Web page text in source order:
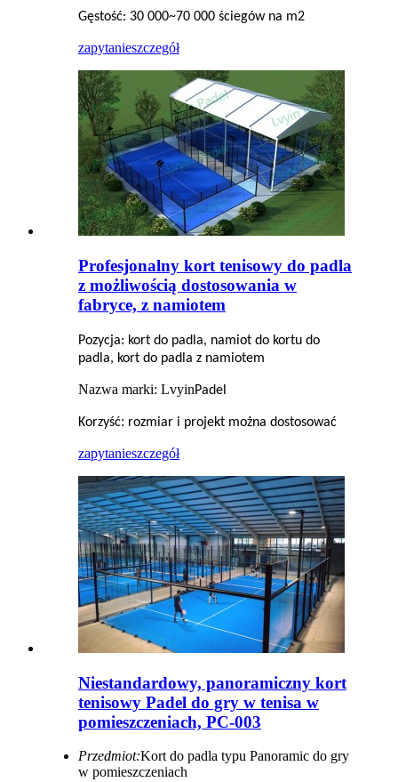
Gęstość: 30 000~70 000 ściegów na m2
zapytanieszczegół
Profesjonalny kort tenisowy do padla
z możliwością dostosowania w
fabryce, z namiotem
Pozycja: kort do padla, namiot do kortu do
padla, kort do padla z namiotem
Nazwa marki: LvyinPadel
Korzyść: rozmiar i projekt można dostosować
zapytanieszczegół
Niestandardowy, panoramiczny kort
tenisowy Padel do gry w tenisa w
pomieszczeniach, PC-003
Przedmiot:Kort do padla typu Panoramic do gry
w pomieszczeniach